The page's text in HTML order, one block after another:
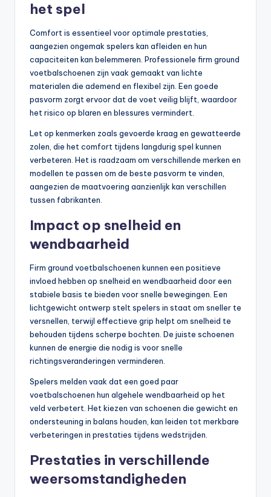
het spel
Comfort is essentieel voor optimale prestaties,
aangezien ongemak spelers kan afleiden en hun
capaciteiten kan belemmeren. Professionele firm ground
voetbalschoenen zijn vaak gemaakt van lichte
materialen die ademend en flexibel zijn. Een goede
pasvorm zorgt ervoor dat de voet veilig blijft, waardoor
het risico op blaren en blessures vermindert.
Let op kenmerken zoals gevoerde kraag en gewatteerde
zolen, die het comfort tijdens langdurig spel kunnen
verbeteren. Het is raadzaam om verschillende merken en
modellen te passen om de beste pasvorm te vinden,
aangezien de maatvoering aanzienlijk kan verschillen
tussen fabrikanten.
Impact op snelheid en
wendbaarheid
Firm ground voetbalschoenen kunnen een positieve
invloed hebben op snelheid en wendbaarheid door een
stabiele basis te bieden voor snelle bewegingen. Een
lichtgewicht ontwerp stelt spelers in staat om sneller te
versnellen, terwijl effectieve grip helpt om snelheid te
behouden tijdens scherpe bochten. De juiste schoenen
kunnen de energie die nodig is voor snelle
richtingsveranderingen verminderen.
Spelers melden vaak dat een goed paar
voetbalschoenen hun algehele wendbaarheid op het
veld verbetert. Het kiezen van schoenen die gewicht en
ondersteuning in balans houden, kan leiden tot merkbare
verbeteringen in prestaties tijdens wedstrijden.
Prestaties in verschillende
weersomstandigheden